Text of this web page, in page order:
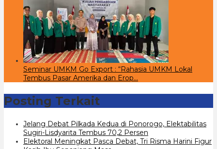
Seminar UMKM Go Export : “Rahasia UMKM Lokal
Tembus Pasar Amerika dan Erop…
Posting Terkait
Jelang Debat Pilkada Kedua di Ponorogo, Elektabilitas
Sugiri-Lisdyarita Tembus 70,2 Persen
Elektoral Meningkat Pasca Debat, Tri Risma Harini Figur